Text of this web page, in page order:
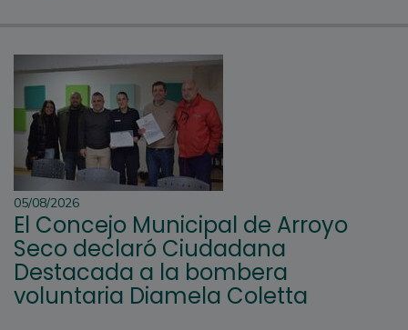
05/08/2026
El Concejo Municipal de Arroyo
Seco declaró Ciudadana
Destacada a la bombera
voluntaria Diamela Coletta